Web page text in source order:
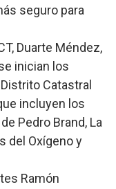
seguro para
Duarte Méndez,
inician los
Catastral
incluyen los
Pedro Brand, La
del Oxígeno y
Ramón